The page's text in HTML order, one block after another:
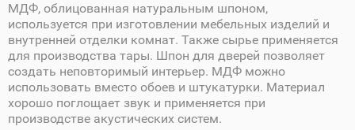
МДФ, облицованная натуральным шпоном,
используется при изготовлении мебельных изделий и
внутренней отделки комнат. Также сырье применяется
для производства тары. Шпон для дверей позволяет
создать неповторимый интерьер. МДФ можно
использовать вместо обоев и штукатурки. Материал
хорошо поглощает звук и применяется при
производстве акустических систем.